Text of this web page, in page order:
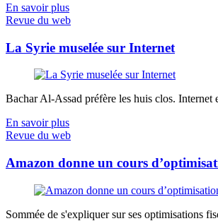
En savoir plus
Revue du web
La Syrie muselée sur Internet
Bachar Al-Assad préfère les huis clos. Internet
En savoir plus
Revue du web
Amazon donne un cours
Sommée de s'expliquer sur ses optimisations